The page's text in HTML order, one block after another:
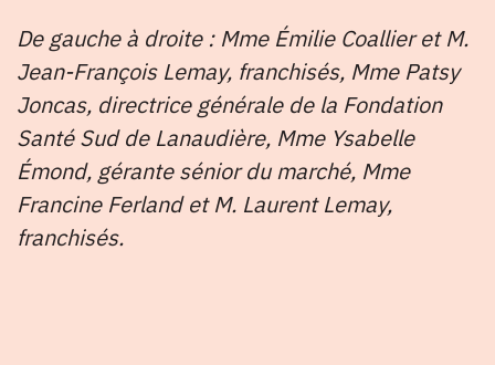
De gauche à droite : Mme Émilie Coallier et M.
Jean-François Lemay, franchisés, Mme Patsy
Joncas, directrice générale de la Fondation
Santé Sud de Lanaudière, Mme Ysabelle
Émond, gérante sénior du marché, Mme
Francine Ferland et M. Laurent Lemay,
franchisés.